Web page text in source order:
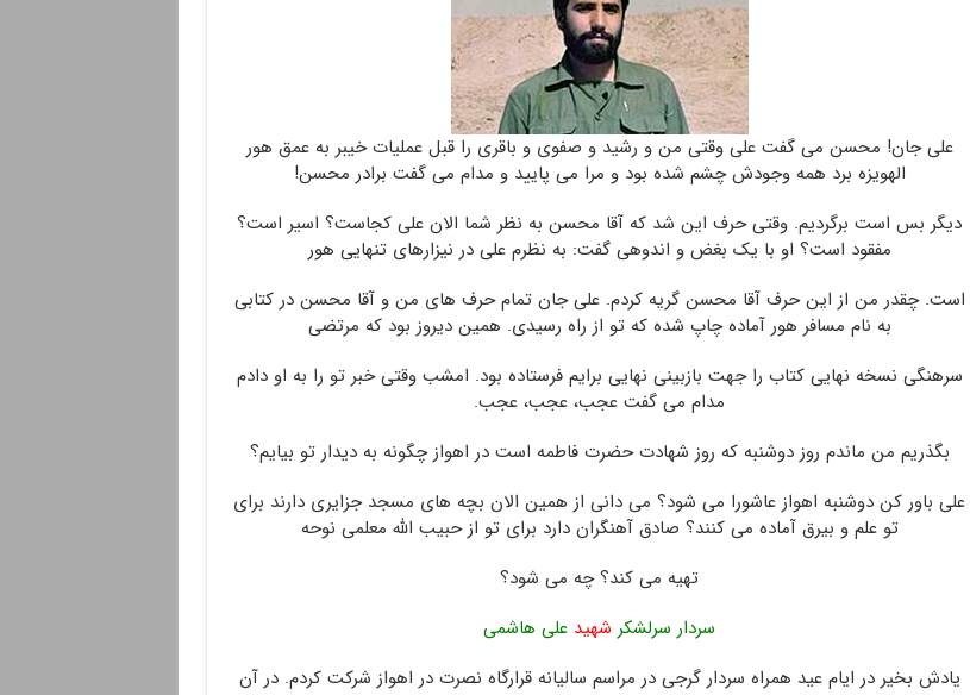
علی جان! محسن می گفت علی وقتی من و رشید و صفوی و باقری را قبل عملیات خیبر به عمق هور
الهویزه برد همه وجودش چشم شده بود و مرا می پایید و مدام می گفت برادر محسن!
دیگر بس است برگردیم. وقتی حرف این شد که آقا محسن به نظر شما الان علی کجاست؟ اسیر است؟
مفقود است؟ او با یک بغض و اندوهی گفت: به نظرم علی در نیزارهای تنهایی هور
است. چقدر من از این حرف آقا محسن گریه کردم. علی جان تمام حرف های من و آقا محسن در کتابی
به نام مسافر هور آماده چاپ شده که تو از راه رسیدی. همین دیروز بود که مرتضی
سرهنگی نسخه نهایی کتاب را جهت بازبینی نهایی برایم فرستاده بود. امشب وقتی خبر تو را به او دادم
مدام می گفت عجب، عجب، عجب.
بگذریم من ماندم روز دوشنبه که روز شهادت حضرت فاطمه است در اهواز چگونه به دیدار تو بیایم؟
علی باور کن دوشنبه اهواز عاشورا می شود؟ می دانی از همین الان بچه های مسجد جزایری دارند برای
تو علم و بیرق آماده می کنند؟ صادق آهنگران دارد برای تو از حبیب الله معلمی نوحه
تهیه می کند؟ چه می شود؟
سردار سرلشکر شهید علی هاشمی
یادش بخیر در ایام عید همراه سردار گرجی در مراسم سالیانه قرارگاه نصرت در اهواز شرکت کردم. در آن